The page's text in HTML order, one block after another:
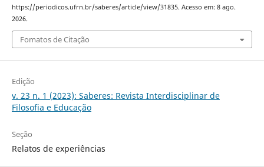
https://periodicos.ufrn.br/saberes/article/view/31835. Acesso em: 8 ago.
2026.
Fomatos de Citação
Edição
v. 23 n. 1 (2023): Saberes: Revista Interdisciplinar de
Filosofia e Educação
Seção
Relatos de experiências